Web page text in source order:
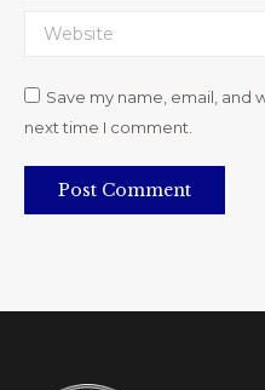
Website
Save my name, email, and
next time I comment.
Post Comment